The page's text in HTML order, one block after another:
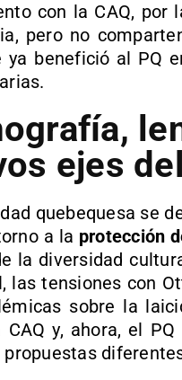
con la CAQ,
pero no
benefició al PQ
ejes
quebequesa se
a la protección
la diversidad
las tensiones con
sobre la
CAQ y, ahora, el
propuestas